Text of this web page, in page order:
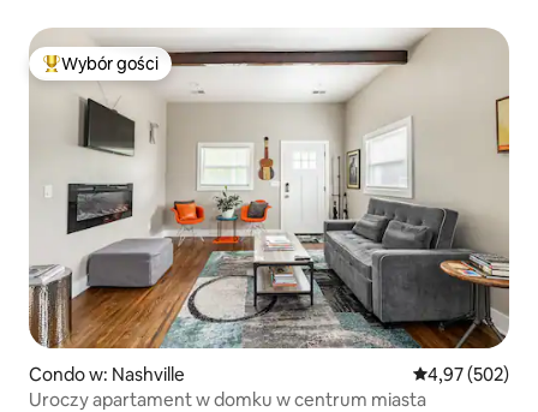
Najpopularniejsze z kategorii Wybór gości
Wybór gości
Condo w: Nashville Średnia
4,97 (502)
Uroczy apartament w domku w centrum miasta